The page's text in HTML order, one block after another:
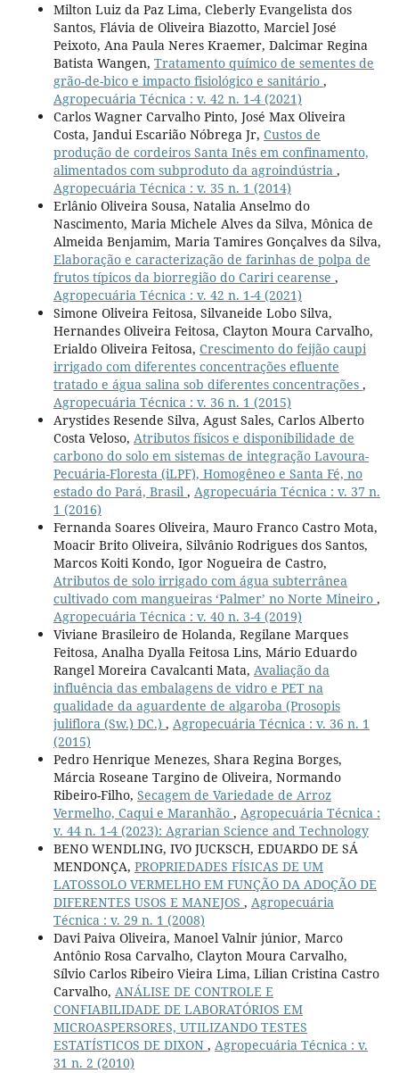
Milton Luiz da Paz Lima, Cleberly Evangelista dos
Santos, Flávia de Oliveira Biazotto, Marciel José
Peixoto, Ana Paula Neres Kraemer, Dalcimar Regina
Batista Wangen, Tratamento químico de sementes de
grão-de-bico e impacto fisiológico e sanitário ,
Agropecuária Técnica : v. 42 n. 1-4 (2021)
Carlos Wagner Carvalho Pinto, José Max Oliveira
Costa, Jandui Escarião Nóbrega Jr, Custos de
produção de cordeiros Santa Inês em confinamento,
alimentados com subproduto da agroindústria ,
Agropecuária Técnica : v. 35 n. 1 (2014)
Erlânio Oliveira Sousa, Natalia Anselmo do
Nascimento, Maria Michele Alves da Silva, Mônica de
Almeida Benjamim, Maria Tamires Gonçalves da Silva,
Elaboração e caracterização de farinhas de polpa de
frutos típicos da biorregião do Cariri cearense ,
Agropecuária Técnica : v. 42 n. 1-4 (2021)
Simone Oliveira Feitosa, Silvaneide Lobo Silva,
Hernandes Oliveira Feitosa, Clayton Moura Carvalho,
Erialdo Oliveira Feitosa, Crescimento do feijão caupi
irrigado com diferentes concentrações efluente
tratado e água salina sob diferentes concentrações ,
Agropecuária Técnica : v. 36 n. 1 (2015)
Arystides Resende Silva, Agust Sales, Carlos Alberto
Costa Veloso, Atributos físicos e disponibilidade de
carbono do solo em sistemas de integração Lavoura-
Pecuária-Floresta (iLPF), Homogêneo e Santa Fé, no
estado do Pará, Brasil , Agropecuária Técnica : v. 37 n.
1 (2016)
Fernanda Soares Oliveira, Mauro Franco Castro Mota,
Moacir Brito Oliveira, Silvânio Rodrigues dos Santos,
Marcos Koiti Kondo, Igor Nogueira de Castro,
Atributos de solo irrigado com água subterrânea
cultivado com mangueiras ‘Palmer’ no Norte Mineiro ,
Agropecuária Técnica : v. 40 n. 3-4 (2019)
Viviane Brasileiro de Holanda, Regilane Marques
Feitosa, Analha Dyalla Feitosa Lins, Mário Eduardo
Rangel Moreira Cavalcanti Mata, Avaliação da
influência das embalagens de vidro e PET na
qualidade da aguardente de algaroba (Prosopis
juliflora (Sw.) DC.) , Agropecuária Técnica : v. 36 n. 1
(2015)
Pedro Henrique Menezes, Shara Regina Borges,
Márcia Roseane Targino de Oliveira, Normando
Ribeiro-Filho, Secagem de Variedade de Arroz
Vermelho, Caqui e Maranhão , Agropecuária Técnica :
v. 44 n. 1-4 (2023): Agrarian Science and Technology
BENO WENDLING, IVO JUCKSCH, EDUARDO DE SÁ
MENDONÇA, PROPRIEDADES FÍSICAS DE UM
LATOSSOLO VERMELHO EM FUNÇÃO DA ADOÇÃO DE
DIFERENTES USOS E MANEJOS , Agropecuária
Técnica : v. 29 n. 1 (2008)
Davi Paiva Oliveira, Manoel Valnir júnior, Marco
Antônio Rosa Carvalho, Clayton Moura Carvalho,
Sílvio Carlos Ribeiro Vieira Lima, Lilian Cristina Castro
Carvalho, ANÁLISE DE CONTROLE E
CONFIABILIDADE DE LABORATÓRIOS EM
MICROASPERSORES, UTILIZANDO TESTES
ESTATÍSTICOS DE DIXON , Agropecuária Técnica : v.
31 n. 2 (2010)